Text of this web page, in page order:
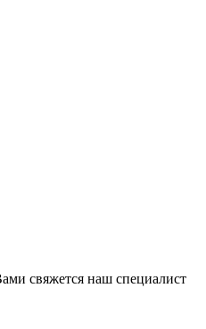
свяжется наш специалист